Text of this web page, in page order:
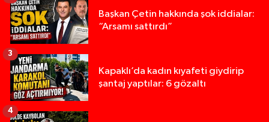
Başkan Çetin hakkında şok iddialar:
“Arsamı sattırdı”
Kapaklı’da kadın kıyafeti giydirip
şantaj yaptılar: 6 gözaltı
3
4